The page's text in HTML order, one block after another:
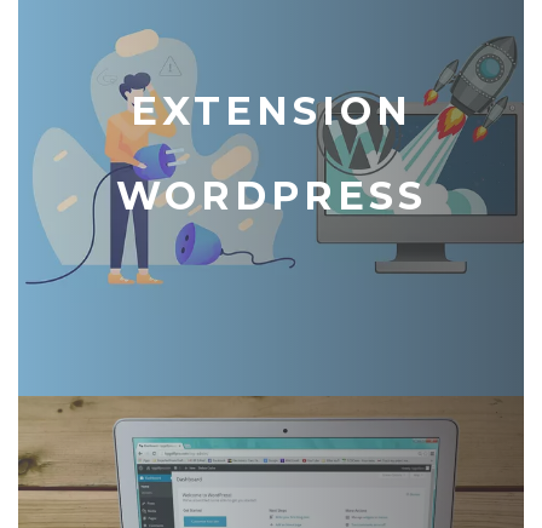
EXTENSION
WORDPRESS